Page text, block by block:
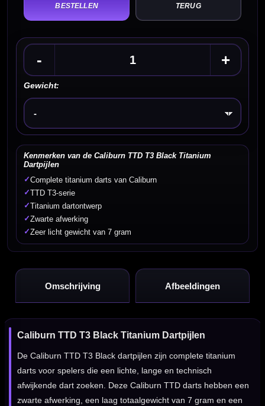
TERUG
- +
Gewicht:
Kies een optie
Kenmerken van de Caliburn TTD T3 Black Titanium
Dartpijlen
✓Complete titanium darts van Caliburn
✓ TTD T3-serie
✓ Titanium dartontwerp
✓Zwarte afwerking
✓Zeer licht gewicht van 7 gram
Omschrijving Afbeeldingen
Caliburn TTD T3 Black Titanium Dartpijlen
De Caliburn TTD T3 Black dartpijlen zijn complete titanium
darts voor spelers die een lichte, lange en technisch
afwijkende dart zoeken. Deze Caliburn TTD darts hebben een
zwarte afwerking, een laag totaalgewicht van 7 gram en een